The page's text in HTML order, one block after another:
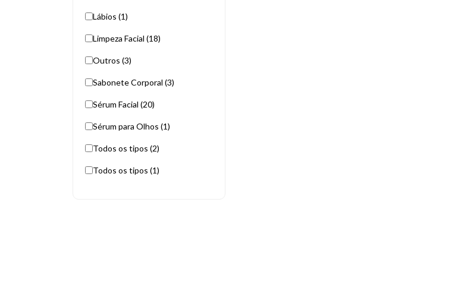
Lábios (1)
Limpeza Facial (18)
Outros (3)
Sabonete Corporal (3)
Sérum Facial (20)
Sérum para Olhos (1)
Todos os tipos (2)
Todos os tipos (1)